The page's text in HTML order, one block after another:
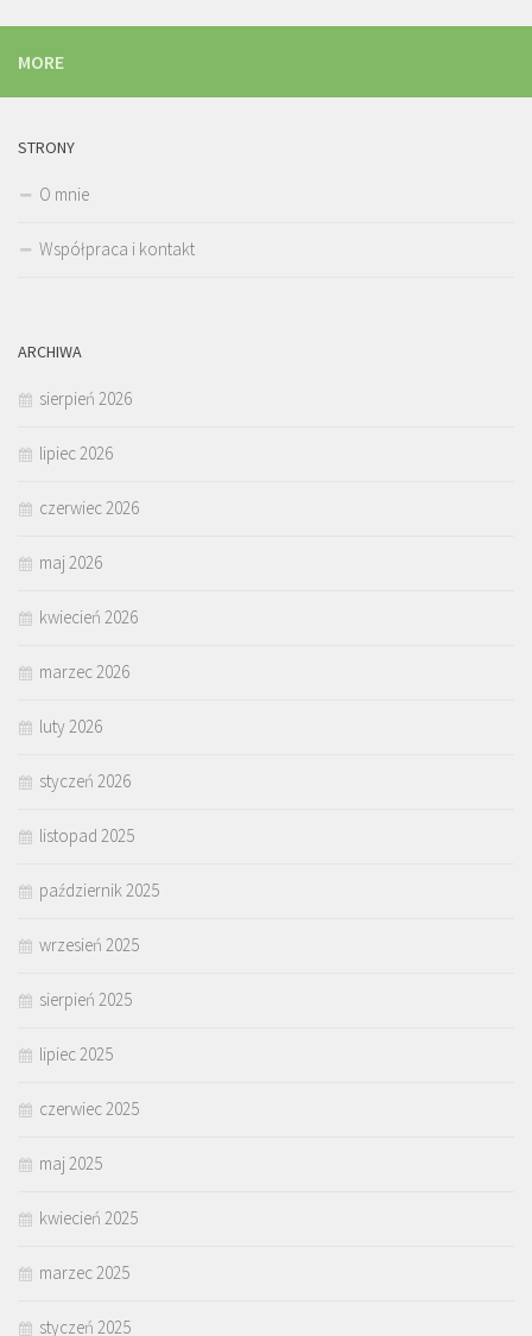
MORE
STRONY
O mnie
Współpraca i kontakt
ARCHIWA
sierpień 2026
lipiec 2026
czerwiec 2026
maj 2026
kwiecień 2026
marzec 2026
luty 2026
styczeń 2026
listopad 2025
październik 2025
wrzesień 2025
sierpień 2025
lipiec 2025
czerwiec 2025
maj 2025
kwiecień 2025
marzec 2025
styczeń 2025